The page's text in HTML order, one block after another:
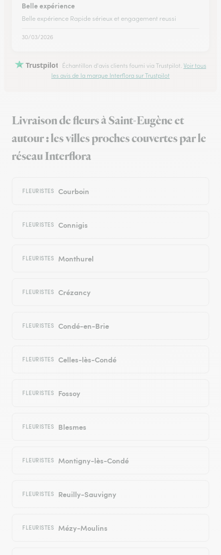
Belle expérience
Belle expérience Rapide sérieux et engagement reussi
30/03/2026
Trustpilot Échantillon d'avis clients fourni via Trustpilot. Voir tous
les avis de la marque Interflora sur Trustpilot
Livraison de fleurs à Saint-Eugène et
autour : les villes proches couvertes par le
réseau Interflora
FLEURISTES Courboin
FLEURISTES Connigis
FLEURISTES Monthurel
FLEURISTES Crézancy
FLEURISTES Condé-en-Brie
FLEURISTES Celles-lès-Condé
FLEURISTES Fossoy
FLEURISTES Blesmes
FLEURISTES Montigny-lès-Condé
FLEURISTES Reuilly-Sauvigny
FLEURISTES Mézy-Moulins